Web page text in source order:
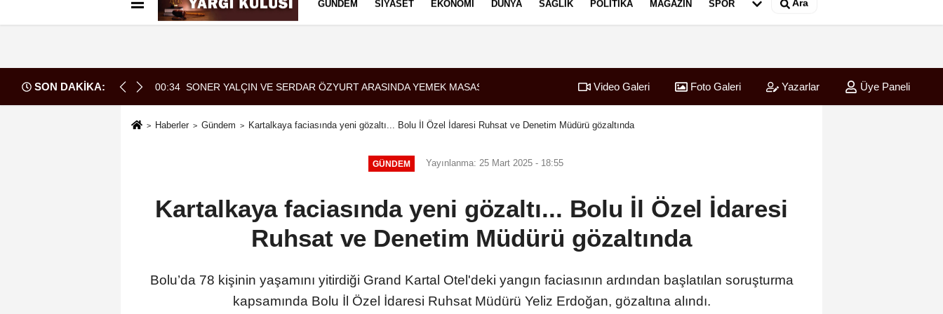
Künye İletişim Çerez Politikası
GÜNDEM SIYASET EKONOMI DÜNYA SAĞLIK POLITIKA MAGAZIN SPOR Ara
SON DAKİKA:
geldi 00:34 SONER YALÇIN VE SERDAR ÖZYURT ARASINDA YEMEK MASASI MI PR ANLAŞMASI MI?Tasarruf finansman şirketlerine sınırlama geldi
Video Galeri Foto Galeri Yazarlar Üye Paneli
Haberler Gündem Kartalkaya faciasında yeni gözaltı... Bolu İl Özel İdaresi Ruhsat ve Denetim Müdürü gözaltında
GÜNDEM Yayınlanma: 25 Mart 2025 - 18:55
Kartalkaya faciasında yeni gözaltı... Bolu İl Özel İdaresi
Ruhsat ve Denetim Müdürü gözaltında
Bolu’da 78 kişinin yaşamını yitirdiği Grand Kartal Otel'deki yangın faciasının ardından başlatılan soruşturma
kapsamında Bolu İl Özel İdaresi Ruhsat Müdürü Yeliz Erdoğan, gözaltına alındı.